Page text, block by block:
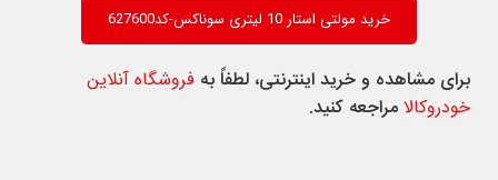
خرید مولتی استار 10 لیتری سوناکس-کد627600
برای مشاهده و خرید اینترنتی، لطفاً به فروشگاه آنلاین
خودروکالا مراجعه کنید.